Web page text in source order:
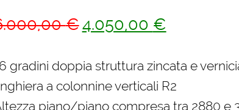
€ Il
originale
era:
6.000,00 €.
4.050,00 €
attuale
è:
4.050,00 €.
gradini doppia struttura zincata e
a colonnine verticali R2
piano/piano compresa tra 2880 e